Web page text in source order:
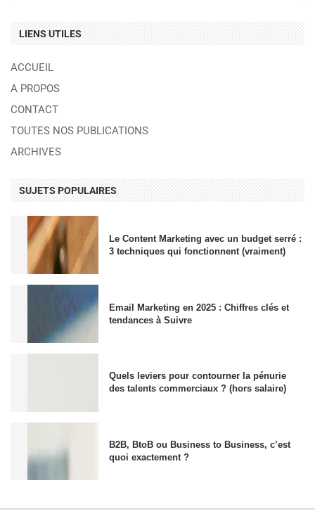
LIENS UTILES
ACCUEIL
A PROPOS
CONTACT
TOUTES NOS PUBLICATIONS
ARCHIVES
SUJETS POPULAIRES
Le Content Marketing avec un budget serré :
3 techniques qui fonctionnent (vraiment)
Email Marketing en 2025 : Chiffres clés et
tendances à Suivre
Quels leviers pour contourner la pénurie
des talents commerciaux ? (hors salaire)
B2B, BtoB ou Business to Business, c’est
quoi exactement ?